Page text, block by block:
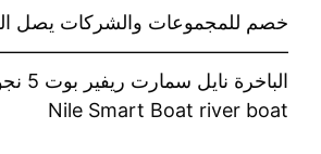
خصم للمجموعات والشركات يصل
الباخرة نايل سمارت ريفير بوت 5 نجوم
Nile Smart Boat river boat